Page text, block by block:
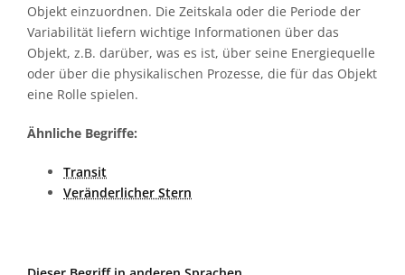
Objekt einzuordnen. Die Zeitskala oder die Periode der
Variabilität liefern wichtige Informationen über das
Objekt, z.B. darüber, was es ist, über seine Energiequelle
oder über die physikalischen Prozesse, die für das Objekt
eine Rolle spielen.
Ähnliche Begriffe:
Transit
Veränderlicher Stern